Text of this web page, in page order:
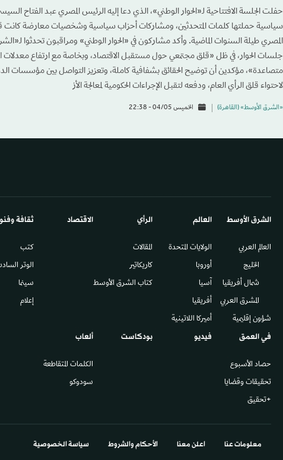
حفلت الجلسة الافتتاحية لـ«الحوار الوطني»، الذي دعا إليه الرئيس المصري عبد الفتاح
سياسية حملتها كلمات المتحدثين، ومشاركات أحزاب سياسية وشخصيات معارضة كانت
المصري طيلة السنوات الماضية. وأكد مشاركون في «الحوار الوطني» ومراقبون تحدثوا
جلسات الحوار، في ظل «قلق مجتمعي حول مستقبل الاقتصاد، وبخاصة مع ارتفاع معدلات
متصاعدة»، مؤكدين أن توضيح الحقائق بشفافية كاملة، وتعزيز التواصل بين مؤسسات
لاحتواء قلق الرأي العام، ودفعه لتقبل الإجراءات الحكومية لمعالجة الأز
«الشرق الأوسط» (القاهرة) الخميس 04/05 - 22:38
الشرق الأوسط​
العالم العربي
الخليج
شمال أفريقيا
المشرق العربي
شؤون إقليمية
العالم
الولايات المتحدة
أوروبا
آسيا
أفريقيا
أميركا اللاتينية
الرأي
المقالات
كاريكاتير
كتاب الشرق الأوسط
الاقتصاد ثقافة
كتب
الوتر
سينما
إعلام
في العمق
حصاد الأسبوع
تحقيقات وقضايا
+تحقيق
فيديو بودكاست ألعاب
الكلمات المتقاطعة
سودوكو
معلومات عنا اعلن معنا الأحكام والشروط سياسة الخصوصية